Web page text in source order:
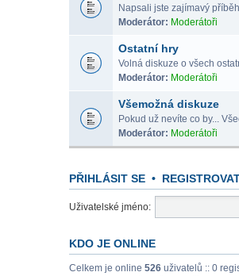
Napsali jste zajímavý
Moderátor: Moderátoři
Ostatní hry
Volná diskuze o všech
Moderátor: Moderátoři
Všemožná diskuze
Pokud už nevíte co by...
Moderátor: Moderátoři
PŘIHLÁSIT SE •
Uživatelské jméno:
KDO JE ONLINE
Celkem je online 526 uživatelů :: 0